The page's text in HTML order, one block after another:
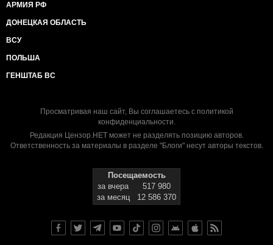
АРМИЯ РФ
ДОНЕЦКАЯ ОБЛАСТЬ
ВСУ
ПОЛЬША
ГЕНШТАБ ВС
Просматривая наш сайт, Вы соглашаетесь с политикой
конфиденциальности.
Редакция Цензор.НЕТ может не разделять позицию авторов.
Ответственность за материалы в разделе "Блоги" несут авторы текстов.
Посещаемость
за вчера
517 980
за месяц
12 586 370